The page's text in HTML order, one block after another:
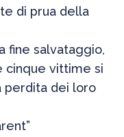
di prua della
fine salvataggio,
cinque vittime si
perdita dei loro